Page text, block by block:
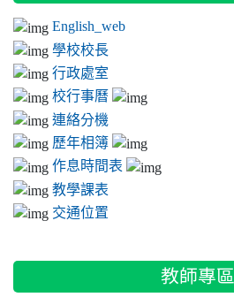
English_web
學校校長
行政處室
校行事曆
連絡分機
歷年相簿
作息時間表
教學課表
交通位置
教師專區